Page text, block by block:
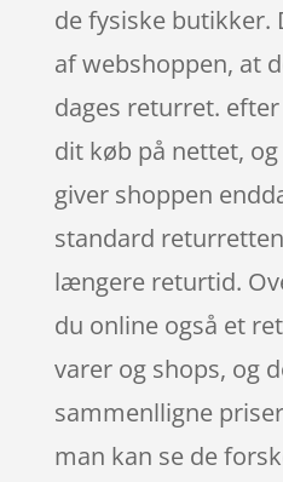
de fysiske
af webshoppen, at
dages returret.
dit køb på nettet,
giver shoppen
standard
længere returtid.
du online også et
varer og shops, og
sammenlligne
man kan se de